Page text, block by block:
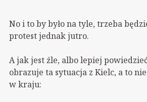
No i to by było na tyle, trzeba
protest jednak jutro.
A jak jest źle, albo lepiej
obrazuje ta sytuacja z Kielc, a to
w kraju: